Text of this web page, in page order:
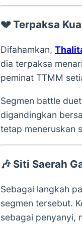
💔 Terpaksa
Difahamkan,
dia terpaksa
peminat TTMM
Segmen battle
digandingkan
tetap meneruskan
🎶 Siti Saerah
Sebagai langkah
segmen tersebut.
sebagai penyanyi,